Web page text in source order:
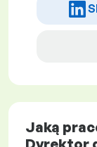
Jaką